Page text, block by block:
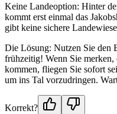
Keine Landeoption: Hinter
kommt erst einmal das
gibt keine sichere
Die Lösung: Nutzen Sie den
frühzeitig! Wenn Sie
kommen, fliegen Sie sofort
um ins Tal vorzudringen.
Korrekt?